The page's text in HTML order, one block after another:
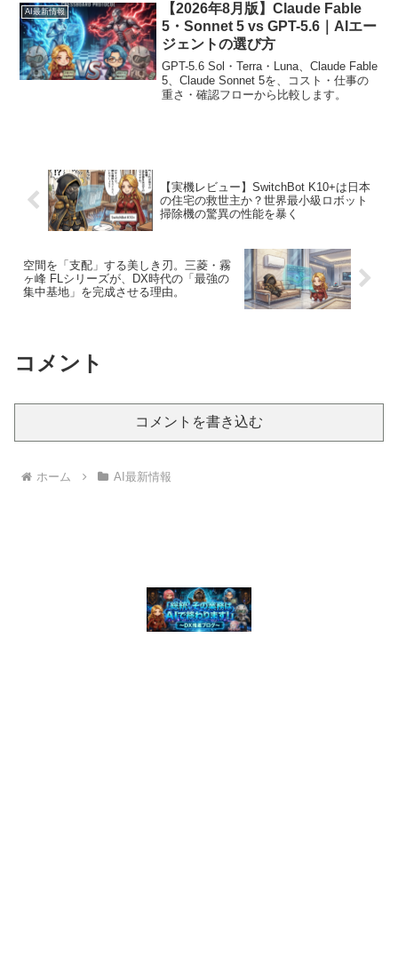
AI最新情報
【2026年8月版】Claude Fable
5・Sonnet 5 vs GPT-5.6｜AIエー
ジェントの選び方
GPT-5.6 Sol・Terra・Luna、Claude Fable
5、Claude Sonnet 5を、コスト・仕事の
重さ・確認フローから比較します。
【実機レビュー】SwitchBot K10+は日本
の住宅の救世主か？世界最小級ロボット
掃除機の驚異の性能を暴く
空間を「支配」する美しき刃。三菱・霧
ヶ峰 FLシリーズが、DX時代の「最強の
集中基地」を完成させる理由。
コメント
コメントを書き込む
ホーム AI最新情報